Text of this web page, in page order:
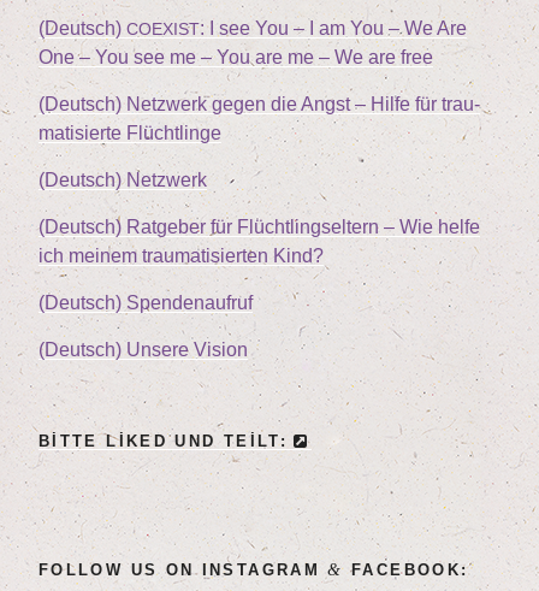
(Deutsch) COEXIST: I see You – I am You – We Are
One – You see me – You are me – We are free
(Deutsch) Netz­werk gegen die Angst – Hil­fe für trau­
ma­ti­sier­te Flüchtlinge
(Deutsch) Netz­werk
(Deutsch) Rat­ge­ber für Flücht­lings­el­tern – Wie hel­fe
ich mei­nem trau­ma­ti­sier­ten Kind?
(Deutsch) Spen­den­auf­ruf
(Deutsch) Unse­re Vision
BIT­TE LIK­ED UND TEILT:
FOL­LOW US ON INSTA­GRAM&FACEBOOK: